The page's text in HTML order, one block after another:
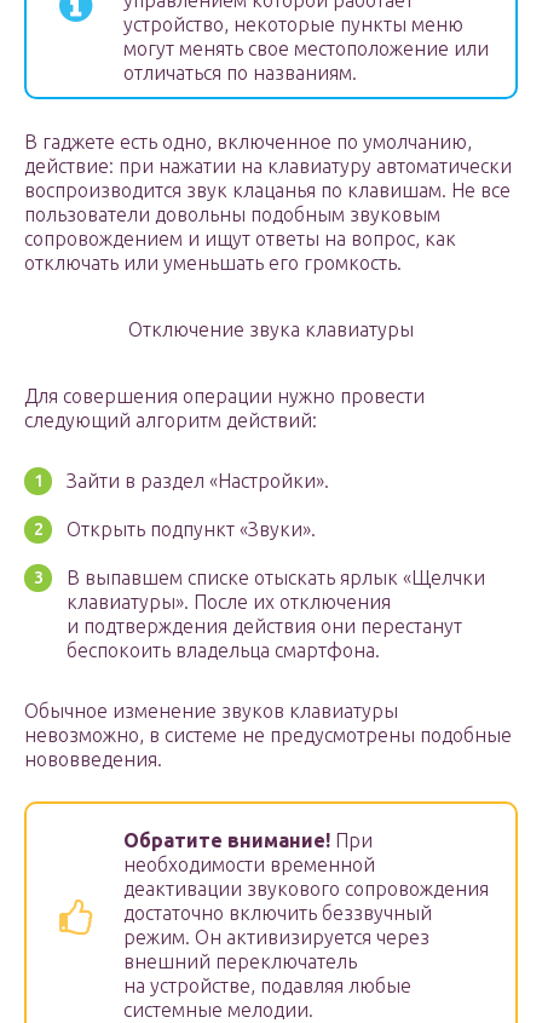
устройство, некоторые пункты меню
могут менять свое местоположение или
отличаться по названиям.
В гаджете есть одно, включенное по умолчанию,
действие: при нажатии на клавиатуру автоматически
воспроизводится звук клацанья по клавишам. Не все
пользователи довольны подобным звуковым
сопровождением и ищут ответы на вопрос, как
отключать или уменьшать его громкость.
Отключение звука клавиатуры
Для совершения операции нужно провести
следующий алгоритм действий:
Зайти в раздел «Настройки».
Открыть подпункт «Звуки».
В выпавшем списке отыскать ярлык «Щелчки
клавиатуры». После их отключения
и подтверждения действия они перестанут
беспокоить владельца смартфона.
Обычное изменение звуков клавиатуры
невозможно, в системе не предусмотрены подобные
нововведения.
Обратите внимание! При
необходимости временной
деактивации звукового сопровождения
достаточно включить беззвучный
режим. Он активизируется через
внешний переключатель
на устройстве, подавляя любые
системные мелодии.